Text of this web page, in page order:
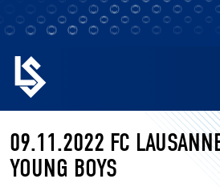
EQUIPES
BILLETTERIE
09.11.2022 FC
YOUNG BOYS